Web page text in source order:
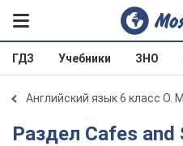
ГДЗ Учебники ЗНО
Английский язык 6 класс О.
Раздел Cafes and Shops.